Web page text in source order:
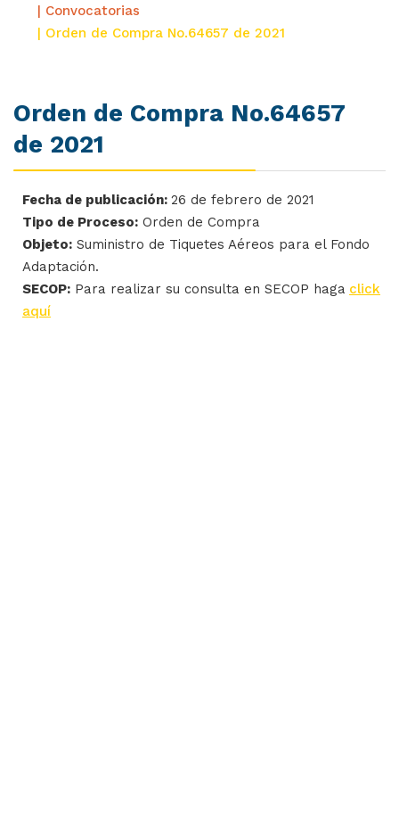
| Convocatorias
| Orden de Compra No.64657 de 2021
Orden de Compra No.64657
de 2021
Fecha de publicación: 26 de febrero de 2021
Tipo de Proceso: Orden de Compra
Objeto: Suministro de Tiquetes Aéreos para el Fondo
Adaptación.
SECOP: Para realizar su consulta en SECOP haga click
aquí